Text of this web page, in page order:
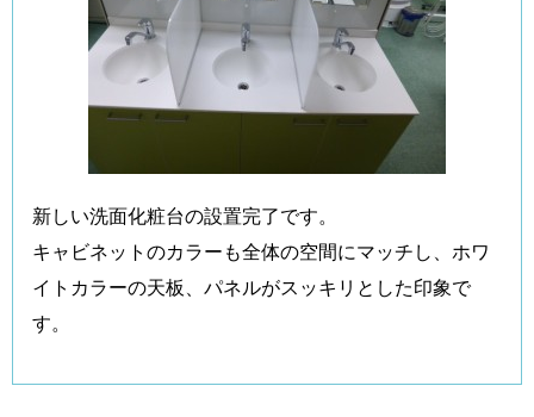
新しい洗面化粧台の設置完了です。
キャビネットのカラーも全体の空間にマッチし、ホワ
イトカラーの天板、パネルがスッキリとした印象で
す。